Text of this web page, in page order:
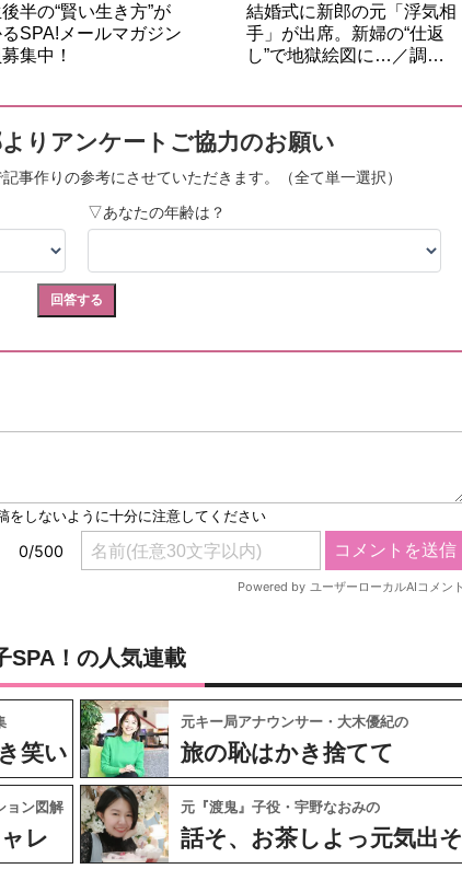
後半の“賢い生き方”が
SPA!メールマガジン
集中！
結婚式に新郎の元「浮気相
手」が出席。新婦の“仕返
し”で地獄絵図に…／調…
SPA！の人気連載
笑い
元キー局アナウンサー・大木優紀の
旅の恥はかき捨てて
ョン図解
レ
元『渡鬼』子役・宇野なおみの
話そ、お茶しよっ元気出そ